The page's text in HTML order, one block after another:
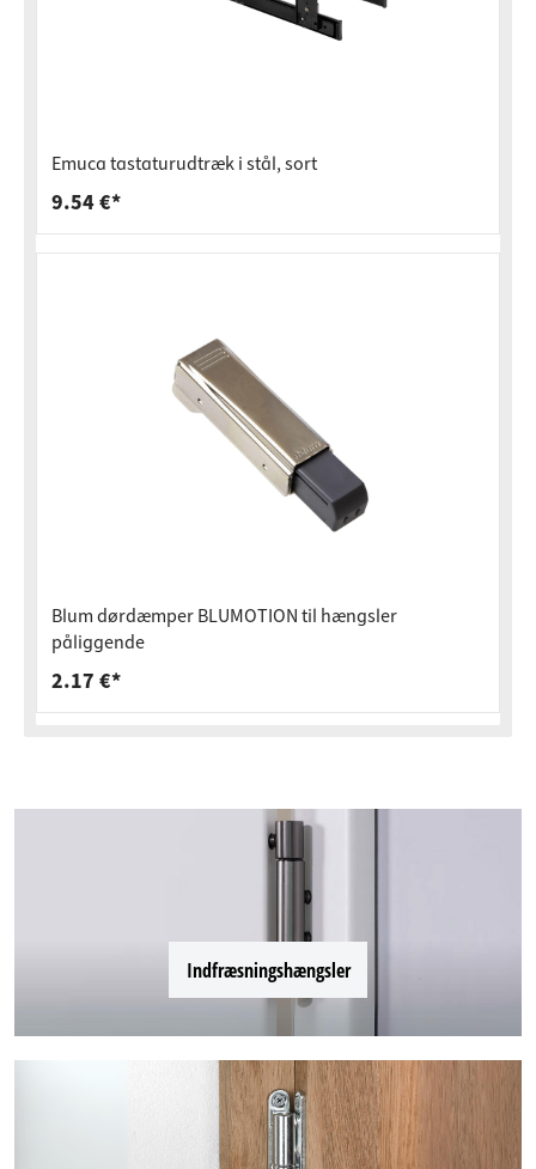
Emuca tastaturudtræk i stål, sort
9.54 €*
Blum dørdæmper BLUMOTION til hængsler
påliggende
2.17 €*
Indfræsningshængsler